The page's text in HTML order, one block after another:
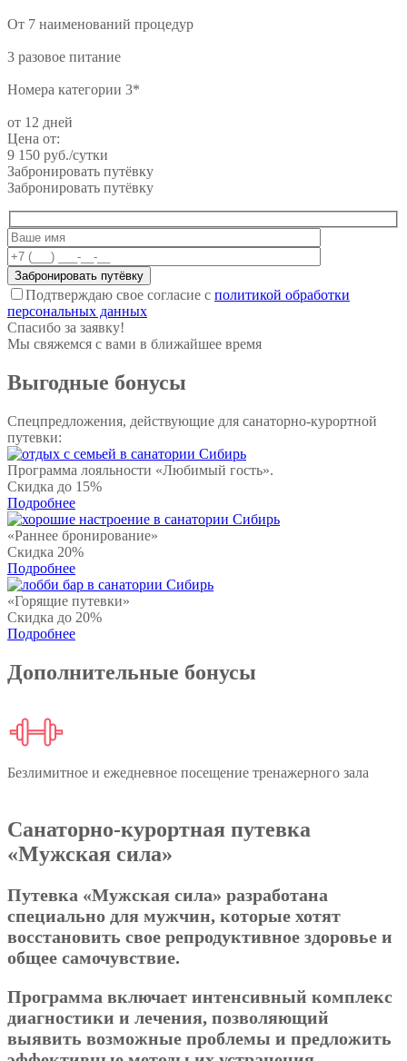
От 7 наименований процедур
3 разовое питание
Номера категории 3*
от 12 дней
Цена от:
9 150 руб./сутки
Забронировать путёвку
Забронировать путёвку
Подтверждаю свое согласие с политикой обработки
персональных данных
Спасибо за заявку!
Мы свяжемся с вами в ближайшее время
Выгодные бонусы
Спецпредложения, действующие для санаторно-курортной
путевки:
Программа лояльности «Любимый гость».
Скидка до 15%
Подробнее
«Раннее бронирование»
Скидка 20%
Подробнее
«Горящие путевки»
Скидка до 20%
Подробнее
Дополнительные бонусы
Безлимитное и ежедневное посещение тренажерного зала
Санаторно-курортная путевка
«Мужская сила»
Путевка «Мужская сила» разработана
специально для мужчин, которые хотят
восстановить свое репродуктивное здоровье и
общее самочувствие.
Программа включает интенсивный комплекс
диагностики и лечения, позволяющий
выявить возможные проблемы и предложить